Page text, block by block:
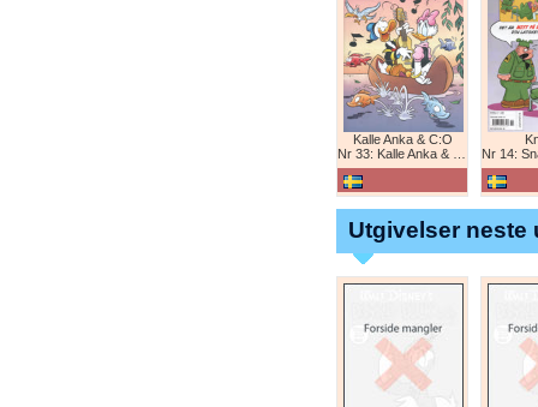
Kalle Anka & C:O
Nr 33: Kalle Anka & C:O
Nr 14:
Utgivelser neste